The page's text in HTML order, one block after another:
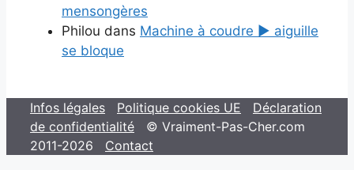
mensongères
Philou dans Machine à coudre ▶ aiguille
se bloque
Infos légales Politique cookies UE
Déclaration
de confidentialité © Vraiment-Pas-Cher.com
2011-2026 Contact